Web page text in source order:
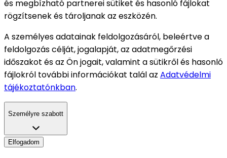
és megbízható partnerei sütiket és hasonló fájlokat
rögzítsenek és tároljanak az eszközén.
A személyes adatainak feldolgozásáról, beleértve a
feldolgozás célját, jogalapját, az adatmegőrzési
időszakot és az Ön jogait, valamint a sütikről és hasonló
fájlokról további információkat talál az Adatvédelmi
tájékoztatónkban.
Személyre szabott
Elfogadom